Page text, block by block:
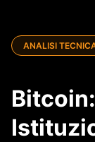
ANALISI